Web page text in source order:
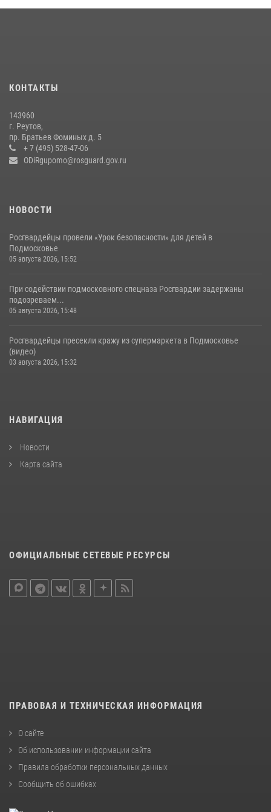
18 июля 2026, 07:03
сотрудников спецподразделений в преодолении полосы
препятствий со стрельбой
14 июля 2026, 15:13
КОНТАКТЫ
143960
г. Реутов,
пр. Братьев Фоминых д. 5
+ 7 (495) 528-47-06
ODiRgupomo@rosguard.gov.ru
НОВОСТИ
Росгвардейцы провели «Урок безопасности» для детей в
Подмосковье
05 августа 2026, 15:52
При содействии подмосковного спецназа Росгвардии задержаны
подозреваем...
05 августа 2026, 15:48
Росгвардейцы пресекли кражу из супермаркета в Подмосковье
(видео)
03 августа 2026, 15:32
НАВИГАЦИЯ
Новости
Карта сайта
ОФИЦИАЛЬНЫЕ СЕТЕВЫЕ РЕСУРСЫ
ПРАВОВАЯ И ТЕХНИЧЕСКАЯ ИНФОРМАЦИЯ
О сайте
Об использовании информации сайта
Правила обработки персональных данных
Сообщить об ошибках